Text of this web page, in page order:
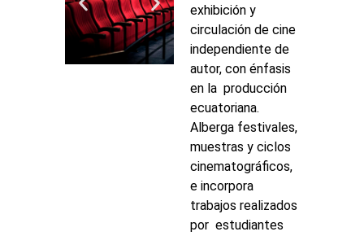
exhibición y
circulación de cine
independiente de
autor, con énfasis
en la producción
ecuatoriana.
Alberga festivales,
muestras y ciclos
cinematográficos,
e incorpora
trabajos realizados
por estudiantes